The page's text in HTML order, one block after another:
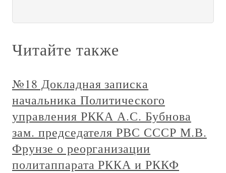
Читайте также
№18 Докладная записка
начальника Политического
управления РККА А.С. Бубнова
зам. председателя РВС СССР М.В.
Фрунзе о реорганизации
политаппарата РККА и РККФ